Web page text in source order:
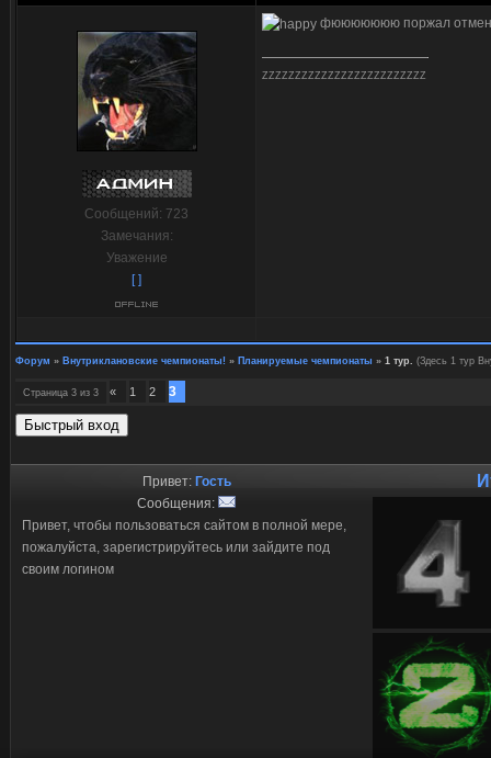
Сообщений: 723
Замечания:
Уважение
[ ]
фююююююю поржал
ZZZZZZZZZZZZZZZZZZZZZZZZZ
Форум » Внутриклановские чемпионаты! » Планируемые чемпионаты » 1 тур. (Здесь 1 тур
Страница 3 из 3 « 1 2 3
Привет: Гость
Сообщения:
Привет, чтобы пользоваться сайтом в полной мере,
пожалуйста, зарегистрируйтесь или зайдите под
своим логином